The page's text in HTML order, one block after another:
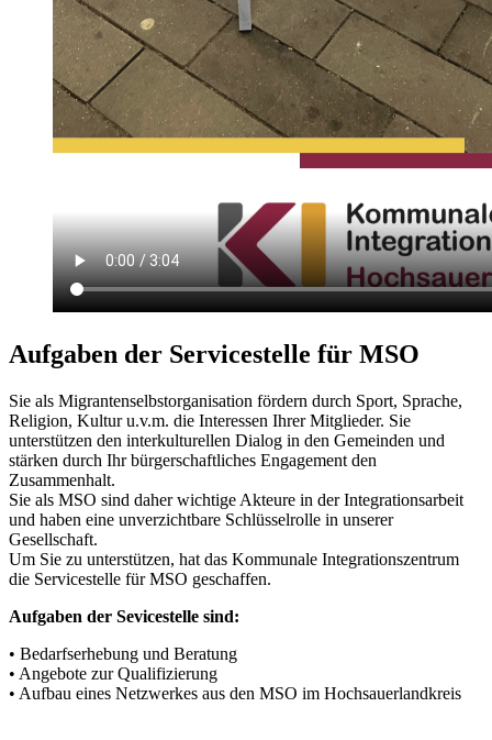
Aufgaben der Servicestelle für MSO
Sie als Migrantenselbstorganisation fördern durch Sport, Sprache,
Religion, Kultur u.v.m. die Interessen Ihrer Mitglieder. Sie
unterstützen den interkulturellen Dialog in den Gemeinden und
stärken durch Ihr bürgerschaftliches Engagement den
Zusammenhalt.
Sie als MSO sind daher wichtige Akteure in der Integrationsarbeit
und haben eine unverzichtbare Schlüsselrolle in unserer
Gesellschaft.
Um Sie zu unterstützen, hat das Kommunale Integrationszentrum
die Servicestelle für MSO geschaffen.
Aufgaben der Sevicestelle sind:
• Bedarfserhebung und Beratung
• Angebote zur Qualifizierung
• Aufbau eines Netzwerkes aus den MSO im Hochsauerlandkreis